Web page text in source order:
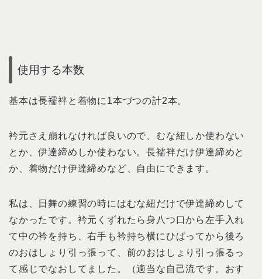
使用する本数
基本は長襦袢と着物に1本づつの計2本。
衿元さえ崩れなければ良いので、むな紐しか使わない
とか、伊達締めしか使わない。長襦袢だけ伊達締めと
か、着物だけ伊達締めなど、自由にできます。
私は、日舞の練習の時にはむな紐だけで伊達締めして
なかったです。衿元くずれたら身八つ口から左手入れ
て中の衿を持ち、右手も衿持ち横にひぱってから後ろ
のおはしょり引っ張って、前のおはしょり引っ張るっ
て感じでなおしてました。（適当な自己流です。おす